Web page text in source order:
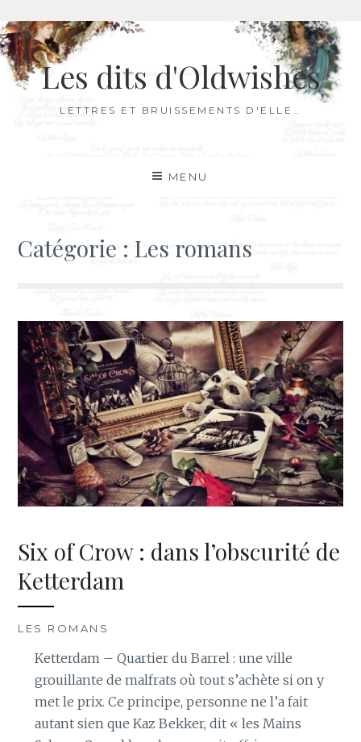
Aller
au
contenuLes dits d'Oldwishes
LETTRES ET BRUISSEMENTS D'ELLE…
MENU
Catégorie :Les romans
Six of Crow : dans l’obscurité de
Ketterdam
LES ROMANS
Ketterdam – Quartier du Barrel : une ville
grouillante de malfrats où tout s’achète si on y
met le prix. Ce principe, personne ne l’a fait
autant sien que Kaz Bekker, dit « les Mains